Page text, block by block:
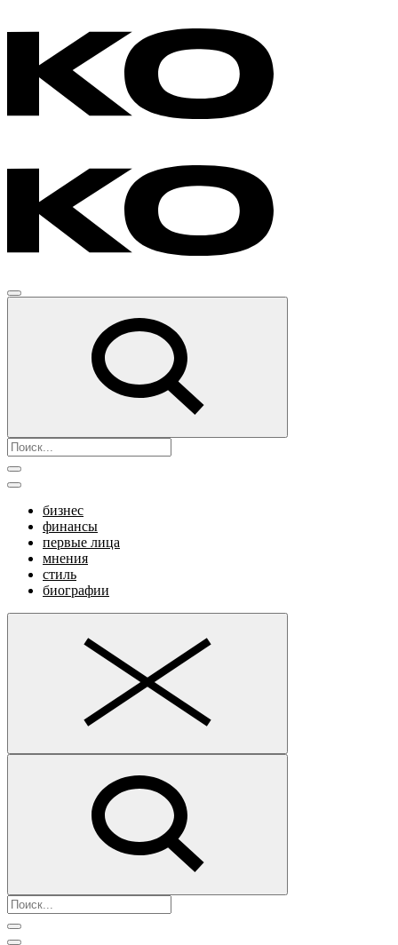
бизнес
финансы
первые лица
мнения
стиль
биографии